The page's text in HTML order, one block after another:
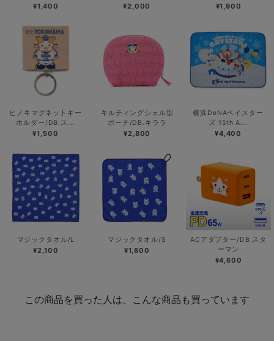
¥1,400 ¥2,000 ¥1,900
ヒノキマグネットキー
ホルダー/DB.ス...
¥1,500
キルティングシェル型
ポーチ/DB.キララ
¥2,800
横浜DeNAベイスター
ズ 15th A...
¥4,400
マジックタオル/L
¥2,100
マジックタオル/S
¥1,800
ACアダプター/DB.スタ
ーマン
¥4,600
この商品を買った人は、こんな商品も買っています